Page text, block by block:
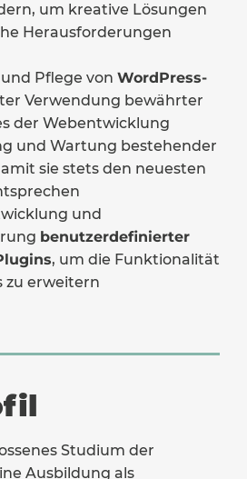
um kreative Lösungen
Herausforderungen
Pflege von WordPress-
Verwendung bewährter
der Webentwicklung
und Wartung bestehender
sie stets den neuesten
und
benutzerdefinierter
, um die Funktionalität
zu erweitern
Studium der
Ausbildung als